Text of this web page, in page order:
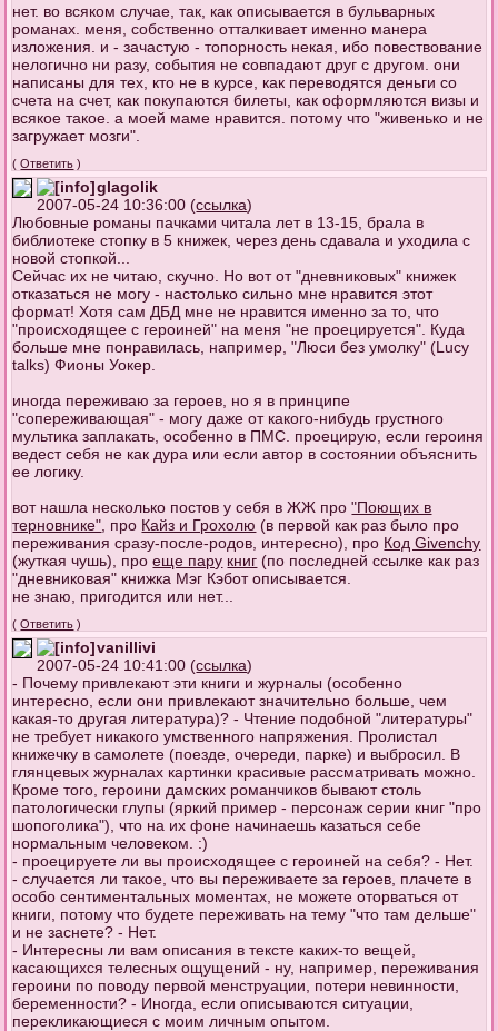
нет. во всяком случае, так, как описывается в бульварных
романах. меня, собственно отталкивает именно манера
изложения. и - зачастую - топорность некая, ибо повествование
нелогично ни разу, события не совпадают друг с другом. они
написаны для тех, кто не в курсе, как переводятся деньги со
счета на счет, как покупаются билеты, как оформляются визы и
всякое такое. а моей маме нравится. потому что "живенько и не
загружает мозги".
(Ответить )
glagolik
2007-05-24 10:36:00 (ссылка)
Любовные романы пачками читала лет в 13-15, брала в
библиотеке стопку в 5 книжек, через день сдавала и уходила с
новой стопкой...
Сейчас их не читаю, скучно. Но вот от "дневниковых" книжек
отказаться не могу - настолько сильно мне нравится этот
формат! Хотя сам ДБД мне не нравится именно за то, что
"происходящее с героиней" на меня "не проецируется". Куда
больше мне понравилась, например, "Люси без умолку" (Lucy
talks) Фионы Уокер.
иногда переживаю за героев, но я в принципе
"сопереживающая" - могу даже от какого-нибудь грустного
мультика заплакать, особенно в ПМС. проецирую, если героиня
ведест себя не как дура или если автор в состоянии объяснить
ее логику.
вот нашла несколько постов у себя в ЖЖ про"Поющих в
терновнике" , про Кайз и Грохолю (в первой как раз было про
переживания сразу-после-родов, интересно), про Код Givenchy
(жуткая чушь), проеще пару книг (по последней ссылке как раз
"дневниковая" книжка Мэг Кэбот описывается.
не знаю, пригодится или нет...
(Ответить )
vanillivi
2007-05-24 10:41:00 (ссылка)
- Почему привлекают эти книги и журналы (особенно
интересно, если они привлекают значительно больше, чем
какая-то другая литература)? - Чтение подобной "литературы"
не требует никакого умственного напряжения. Пролистал
книжечку в самолете (поезде, очереди, парке) и выбросил. В
глянцевых журналах картинки красивые рассматривать можно.
Кроме того, героини дамских романчиков бывают столь
патологически глупы (яркий пример - персонаж серии книг "про
шопоголика"), что на их фоне начинаешь казаться себе
нормальным человеком. :)
- проецируете ли вы происходящее с героиней на себя? - Нет.
- случается ли такое, что вы переживаете за героев, плачете в
особо сентиментальных моментах, не можете оторваться от
книги, потому что будете переживать на тему "что там дельше"
и не заснете? - Нет.
- Интересны ли вам описания в тексте каких-то вещей,
касающихся телесных ощущений - ну, например, переживания
героини по поводу первой менструации, потери невинности,
беременности? - Иногда, если описываются ситуации,
перекликающиеся с моим личным опытом.